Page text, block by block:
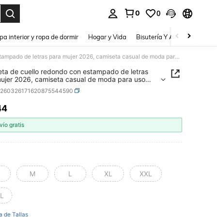
0 0
interior y ropa de dormir Hogar y Vida Bisutería Y Accesorios
Camiseta de cuello redondo con estampado de letras para mujer 2026, camiseta casual de moda para uso diario, vacaciones, actividades al aire libre, ropa de verano para damas, tops para mujer
de cuello redondo con estampado de letras
2026, camiseta casual de moda para uso
actividades al aire libre, ropa de
para damas, tops para mujer
AND AVAILABILITY
gratis
M L XL XXL
de Tallas